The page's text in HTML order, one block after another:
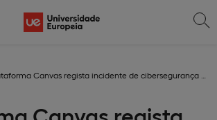
Canvas regista incidente de cibersegurança que afeta mais de 9.000 entidades do setor de Ensino